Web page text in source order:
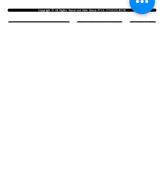
Copyright © All Rights Reserved Aldo Diazzi P.IVA IT01618140196
Faq & Policy
Privacy | Cookie Policy